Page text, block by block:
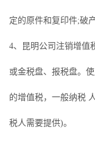
定的原件和复印件;破
4、昆明公司注销增值
或金税盘、报税盘。
的增值税，一般纳税
税人需要提供)。